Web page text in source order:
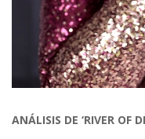
ANÁLISIS DE ‘RIVER OF